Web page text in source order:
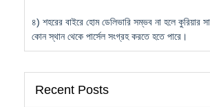
৪) শহরের বাইরে হোম ডেলিভারি সম্ভব না হলে কুরিয়ার
কোন স্থান থেকে পার্সেল সংগ্রহ করতে হতে পারে।
Recent Posts